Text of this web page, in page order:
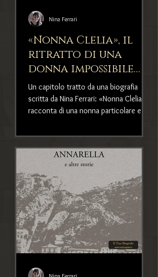
«Nonna Clelia», il
ritratto di una
donna impossibile
(da una biografia di
Nina Ferrari)
Un capitolo tratto da una biografia
scritta da Nina Ferrari: «Nonna Clelia»
racconta di una nonna particolare e
Nina Ferrari
Nina Ferrari